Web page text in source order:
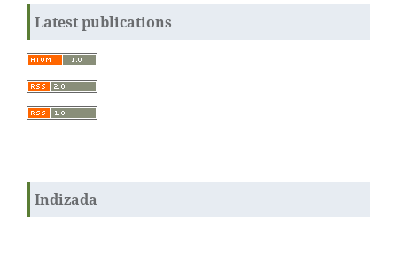
Latest publications
Indizada